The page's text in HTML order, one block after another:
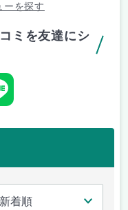
ーを探す
ミを友達にシ